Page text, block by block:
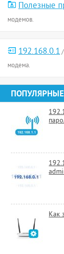
Полезные
модемов.
192.168.0.1/
модема.
Как